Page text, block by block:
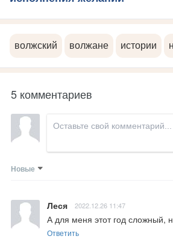
волжский волжане истории
5 комментариев
Новые
Леся 2022.12.26 11:47
А для меня этот год сложный,
Ответить